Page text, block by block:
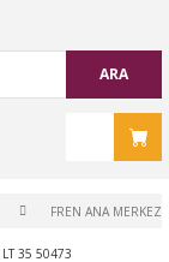
ARA
FREN ANA